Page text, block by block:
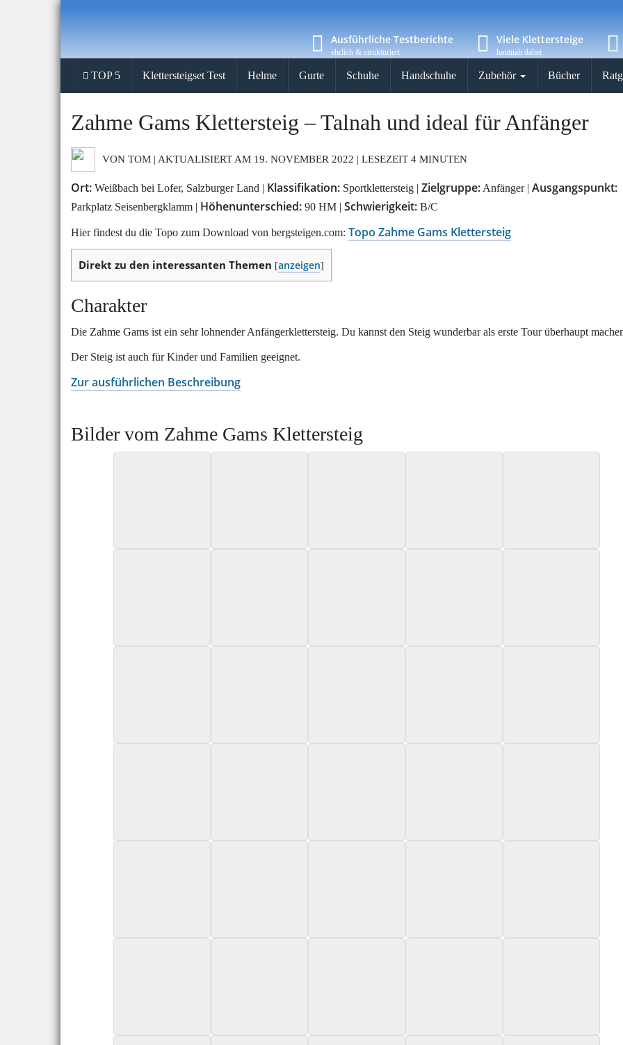
Ausführliche Testberichte
ehrlich & strukturiert
Viele Klettersteige
hautnah dabei
TOP 5 Klettersteigset Test Helme Gurte Schuhe Handschuhe Zubehör Bücher
Zahme Gams Klettersteig – Talnah und ideal für Anfänger
VON TOM | AKTUALISIERT AM 19. NOVEMBER 2022 | LESEZEIT 4 MINUTEN
Ort: Weißbach bei Lofer, Salzburger Land | Klassifikation: Sportklettersteig | Zielgruppe: Anfänger | Ausgangspunkt:
Parkplatz Seisenbergklamm | Höhenunterschied: 90 HM | Schwierigkeit: B/C
Hier findest du die Topo zum Download von bergsteigen.com: Topo Zahme Gams Klettersteig
Direkt zu den interessanten Themen [anzeigen]
Charakter
Die Zahme Gams ist ein sehr lohnender Anfängerklettersteig. Du kannst den Steig wunderbar als erste Tour überhaupt
Der Steig ist auch für Kinder und Familien geeignet.
Zur ausführlichen Beschreibung
Bilder vom Zahme Gams Klettersteig